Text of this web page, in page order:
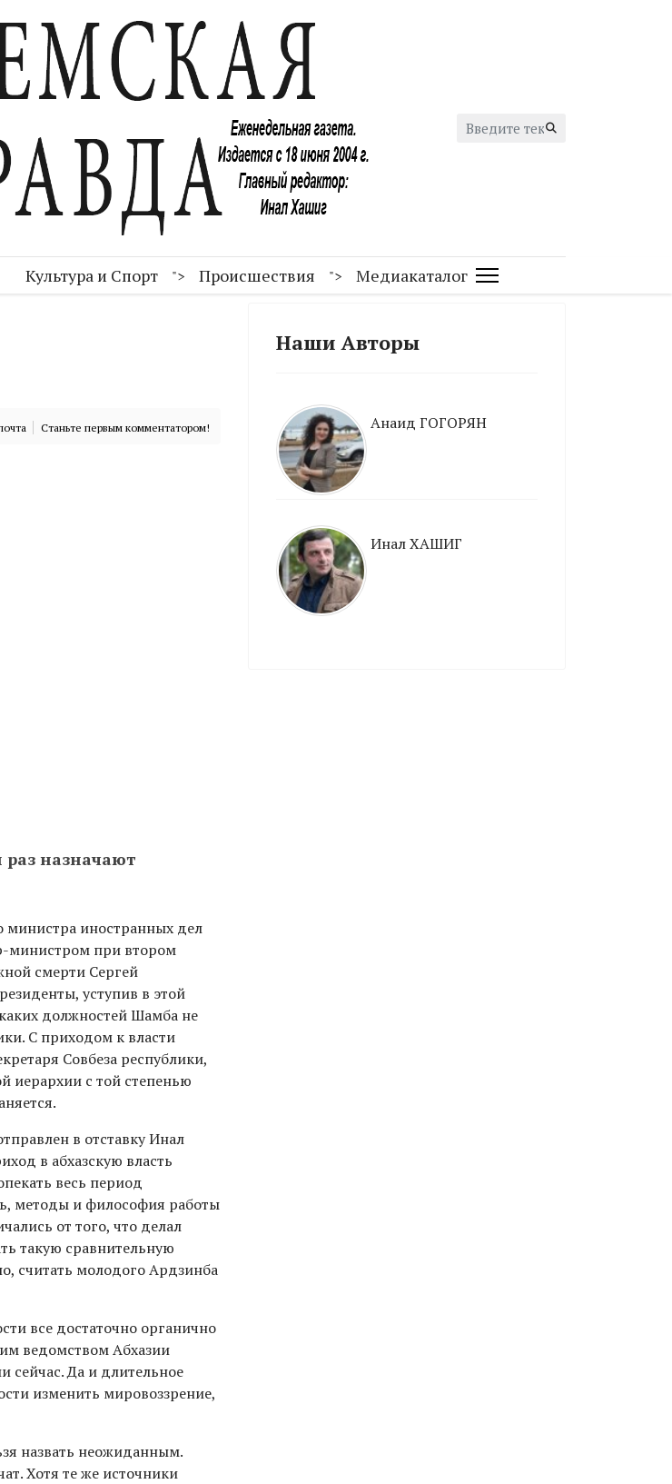
Искать...
Культура и Спорт "> Происшествия "> Медиакаталог
Станьте первым комментатором!
раз назначают
министра иностранных дел
министром при втором
смерти Сергей
уступив в этой
должностей Шамба не
С приходом к власти
Совбеза республики,
иерархии с той степенью
в отставку Инал
в абхазскую власть
весь период
методы и философия работы
от того, что делал
такую сравнительную
считать молодого Ардзинба
все достаточно органично
ведомством Абхазии
сейчас. Да и длительное
изменить мировоззрение,
назвать неожиданным.
Хотя те же источники
Наши Авторы
Анаид ГОГОРЯН
Инал ХАШИГ